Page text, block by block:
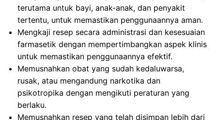
terutama untuk bayi, anak-anak, dan penyakit
tertentu, untuk memastikan penggunaannya aman.
Mengkaji resep secara administrasi dan kesesuaian
farmasetik dengan mempertimbangkan aspek klinis
untuk memastikan penggunaannya efektif.
Memusnahkan obat yang sudah kedaluwarsa,
rusak, atau mengandung narkotika dan
psikotropika dengan mengikuti peraturan yang
berlaku.
Memusnahkan resep yang telah disimpan lebih dari